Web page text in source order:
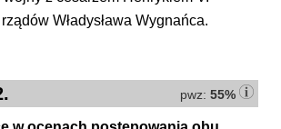
Władysława Wygnańca.
pwz: 55%